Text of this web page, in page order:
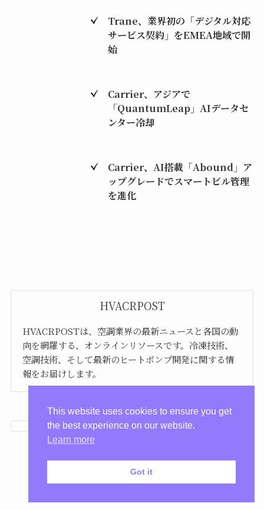
Trane、業界初の「デジタル対応
サービス契約」をEMEA地域で開
始
Carrier、アジアで
「QuantumLeap」AIデータセ
ンター冷却
Carrier、AI搭載「Abound」ア
ップグレードでスマートビル管理
を進化
HVACRPOST
HVACRPOSTは、空調業界の最新ニュースと各国の動
向を網羅する、オンラインリソースです。冷凍技術、
空調技術、そして最新のヒートポンプ開発に関する情
報をお届けします。
プライバシーポリシー
This website uses cookies to ensure you get
the best experience on our website.
Learn more
Got it